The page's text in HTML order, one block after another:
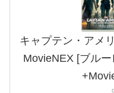
キャプテン・アメ
MovieNEX [ブル